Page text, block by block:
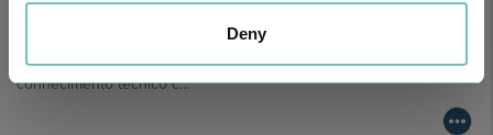
Deny
Com um formato dinâmico e direto, este episódio combinam
conhecimento técnico c…